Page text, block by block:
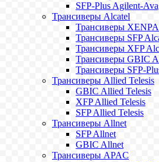
SFP-Plus Agilent-
Трансиверы Alcatel
Трансиверы
Трансиверы SFP
Трансиверы XFP
Трансиверы GBIC
Трансиверы SFP-
Трансиверы Allied Telesis
GBIC Allied Telesis
XFP Allied Telesis
SFP Allied Telesis
Трансиверы Allnet
SFP Allnet
GBIC Allnet
Трансиверы APAC